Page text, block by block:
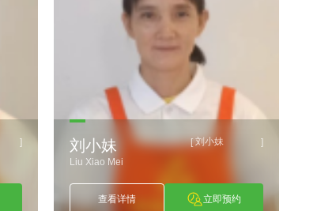
] [ 刘小妹 ]
刘小妹
Liu Xiao Mei
查看详情 立即预约